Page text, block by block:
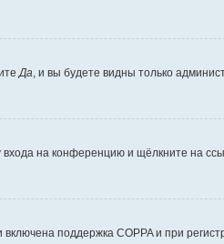
Да, и вы будете видны только
входа на конференцию и щёлкните на
поддержка COPPA и при